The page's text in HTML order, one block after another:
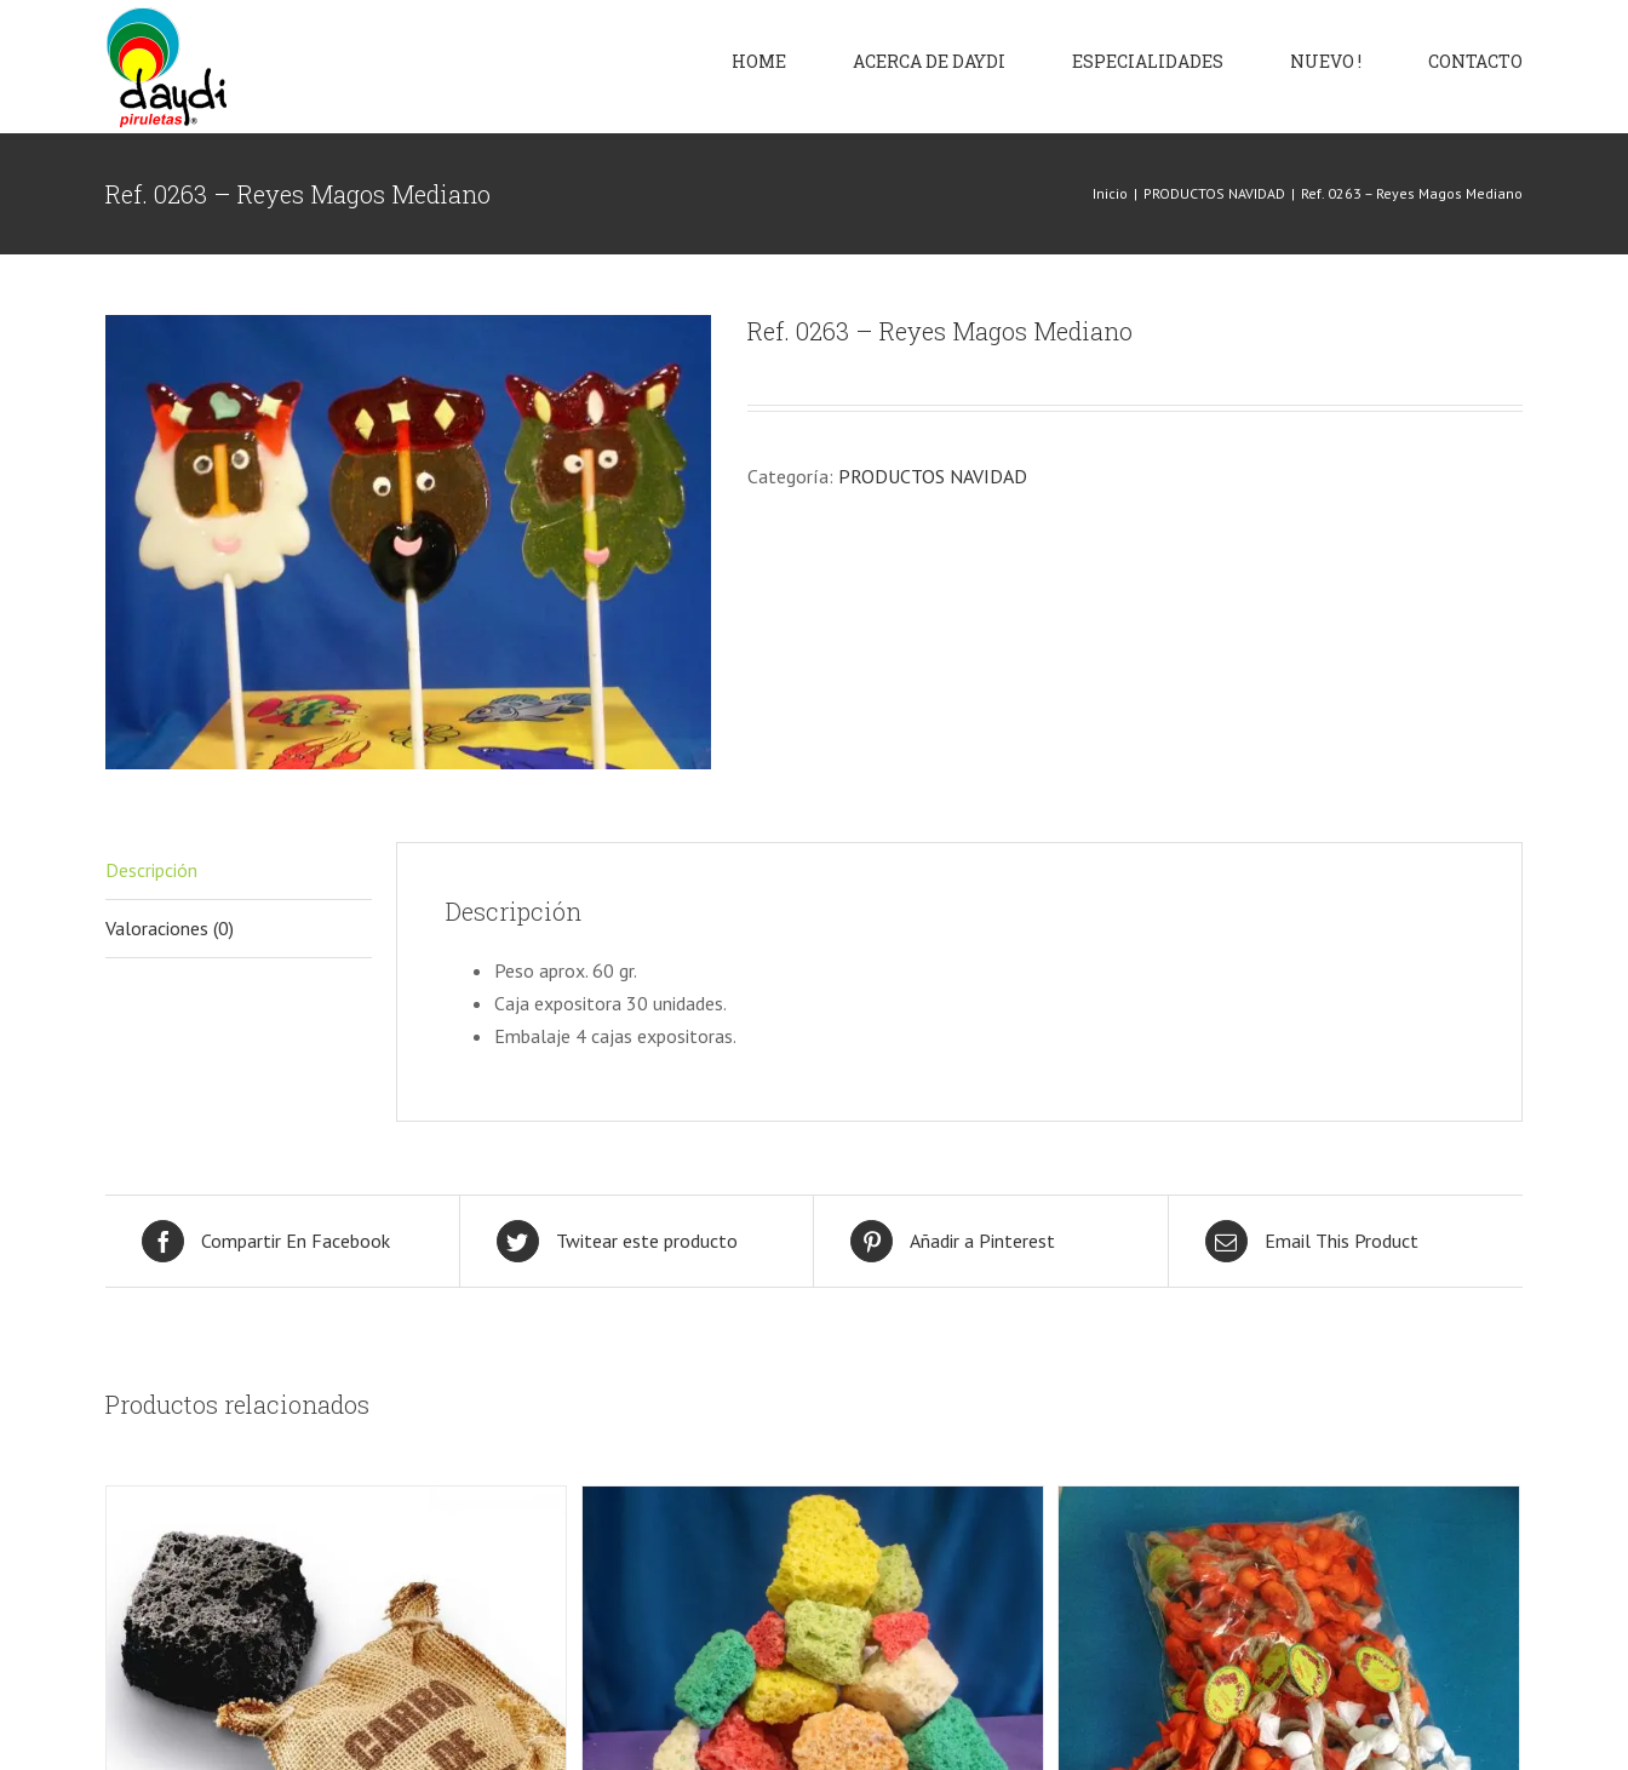
HOME ACERCA DE DAYDI ESPECIALIDADES NUEVO ! CONTACTO
Ref. 0263 – Reyes Magos Mediano Inicio | PRODUCTOS NAVIDAD | Ref. 0263 – Reyes Magos Mediano
Ref. 0263 – Reyes Magos Mediano
Categoría: PRODUCTOS NAVIDAD
Descripción
Valoraciones (0)
Descripción
Peso aprox. 60 gr.
Caja expositora 30 unidades.
Embalaje 4 cajas expositoras.
Compartir En Facebook Twitear este producto Añadir a Pinterest Email This Product
Productos relacionados